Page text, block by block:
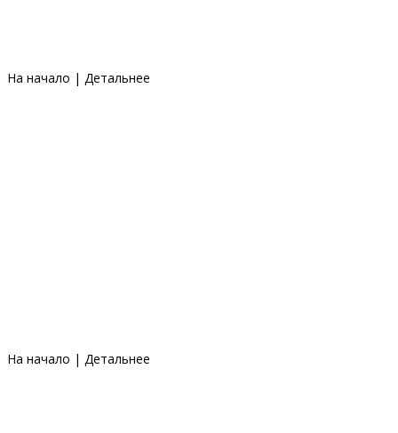
На начало | Детальнее
На начало | Детальнее